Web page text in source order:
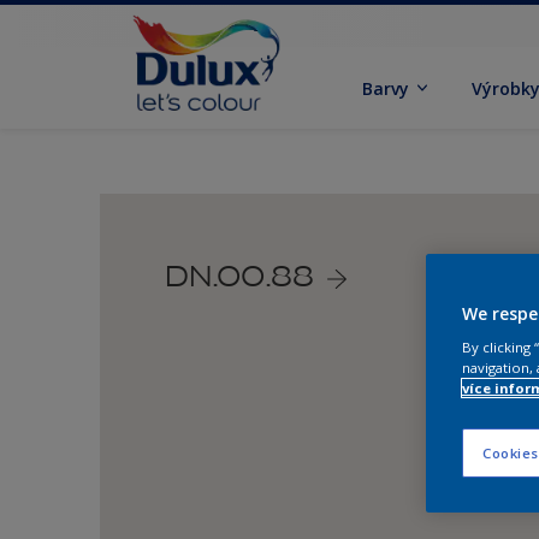
Barvy
DN.00.88
We
By clicking
navigation,
více